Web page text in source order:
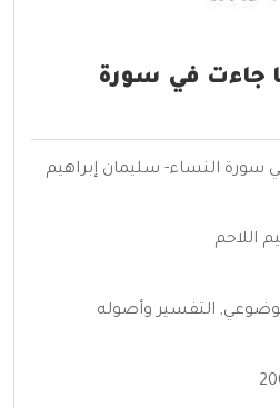
جاءت في سورة
سورة النساء- سليمان إبراهيم
اللاحم
, التفسير وأصوله